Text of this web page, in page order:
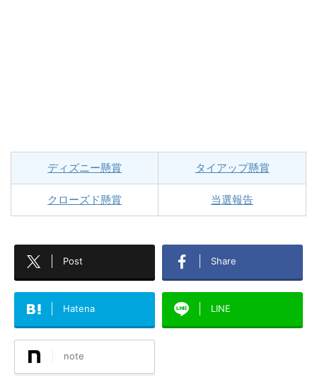
ディズニー懸賞 タイアップ懸賞
クローズド懸賞 当選報告
Post Share
Hatena LINE
note